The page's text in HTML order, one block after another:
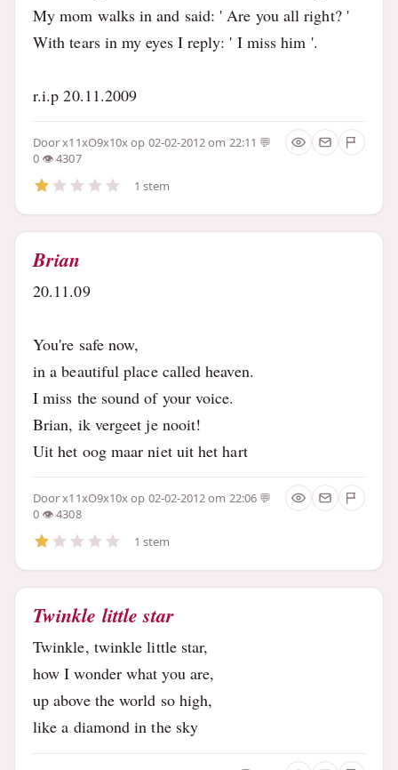
My mom walks in and said: ' Are you all right? '
With tears in my eyes I reply: ' I miss him '.
r.i.p 20.11.2009
Doorx11xO9x10xop 02-02-2012 om 22:11
0
4307
1 stem
Brian
20.11.09
You're safe now,
in a beautiful place called heaven.
I miss the sound of your voice.
Brian, ik vergeet je nooit!
Uit het oog maar niet uit het hart
Doorx11xO9x10xop 02-02-2012 om 22:06
0
4308
1 stem
Twinkle little star
Twinkle, twinkle little star,
how I wonder what you are,
up above the world so high,
like a diamond in the sky